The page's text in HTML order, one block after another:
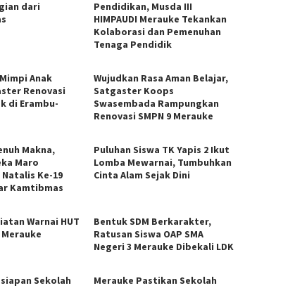
dari
Pendidikan, Musda III
HIMPAUDI Merauke Tekankan
Kolaborasi dan Pemenuhan
Tenaga Pendidik
Anak
Renovasi
di Erambu-
Wujudkan Rasa Aman Belajar,
Satgaster Koops
Swasembada Rampungkan
Renovasi SMPN 9 Merauke
Makna,
Maro
Natalis Ke-19
Kamtibmas
Puluhan Siswa TK Yapis 2 Ikut
Lomba Mewarnai, Tumbuhkan
Cinta Alam Sejak Dini
Warnai HUT
Merauke
Bentuk SDM Berkarakter,
Ratusan Siswa OAP SMA
Negeri 3 Merauke Dibekali LDK
Sekolah
Merauke Pastikan Sekolah